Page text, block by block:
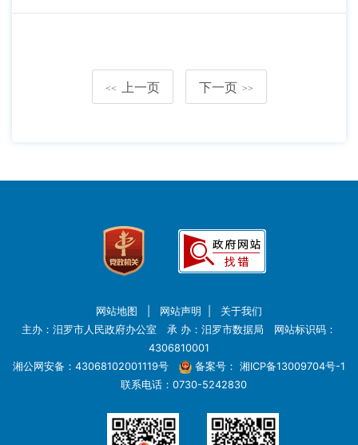
<< 上一页 下一页 >>
网站地图 网站声明
关于我们
主办：汨罗市人民政府办公室 承 办：汨罗市数据局 网站标识码：
4306810001
湘公网安备：43068102001119号
备案号： 湘ICP备13009704号-1
联系电话：0730-5242830